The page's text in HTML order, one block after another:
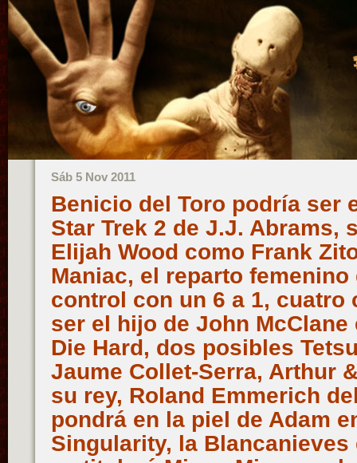
Sáb 5 Nov 2011
Benicio del Toro podría ser
Star Trek 2 de J.J. Abrams,
Elijah Wood como Frank
Maniac, el reparto
control con un 6 a 1, cuatro
ser el hijo de John McClane
Die Hard, dos posibles
Jaume Collet-Serra, Arthur
su rey, Roland Emmerich
pondrá en la piel de Adam
Singularity, la Blancanieves